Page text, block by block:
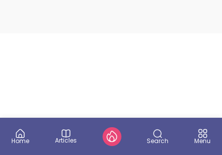
Home Articles Search Menu